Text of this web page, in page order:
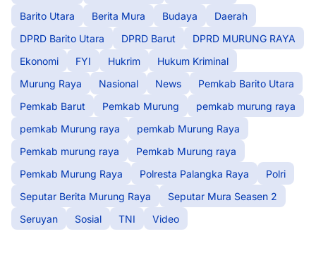
Barito Utara
Berita Mura Budaya
Daerah
DPRD Barito Utara
DPRD Barut
DPRD MURUNG RAYA
Ekonomi
FYI Hukrim
Hukum Kriminal
Murung Raya
Nasional News
Pemkab Barito Utara
Pemkab Barut
Pemkab Murung
pemkab murung raya
pemkab Murung raya
pemkab Murung Raya
Pemkab murung raya
Pemkab Murung raya
Pemkab Murung Raya
Polresta Palangka Raya
Polri
Seputar Berita Murung Raya
Seputar Mura Seasen 2
Seruyan
Sosial TNI Video